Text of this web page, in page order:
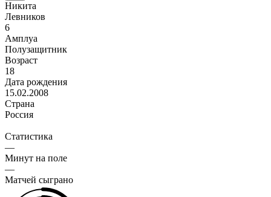
Никита
Левников
6
Амплуа
Полузащитник
Возраст
18
Дата рождения
15.02.2008
Страна
Россия
Статистика
—
Минут на поле
—
Матчей сыграно